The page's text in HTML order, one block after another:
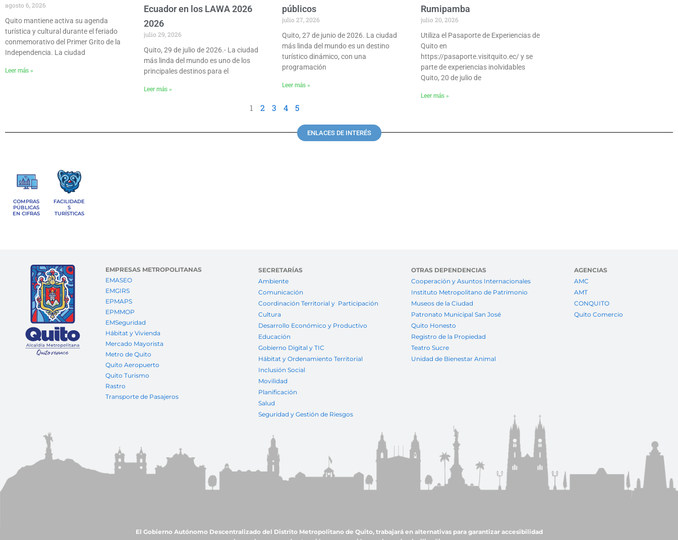
agosto 6, 2026
Quito mantiene activa su agenda
turística y cultural durante el feriado
conmemorativo del Primer Grito de la
Independencia. La ciudad
Leer más »
Ecuador en los LAWA 2026
2026
julio 29, 2026
Quito, 29 de julio de 2026.- La ciudad
más linda del mundo es uno de los
principales destinos para el
Leer más »
públicos
julio 27, 2026
Quito, 27 de junio de 2026. La ciudad
más linda del mundo es un destino
turístico dinámico, con una
programación
Leer más »
Rumipamba
julio 20, 2026
Utiliza el Pasaporte de Experiencias de
Quito en
https://pasaporte.visitquito.ec/ y se
parte de experiencias inolvidables
Quito, 20 de julio de
Leer más »
1 2 3 4 5
ENLACES DE INTERÉS
COMPRAS
PÚBLICAS
EN CIFRAS
FACILIDADE
S
TURÍSTICAS
EMPRESAS METROPOLITANAS
EMASEO
EMGIRS
EPMAPS
EPMMOP
EMSeguridad
Hábitat y Vivienda
Mercado Mayorista
Metro de Quito
Quito Aeropuerto
Quito Turismo
Rastro
Transporte de Pasajeros
SECRETARÍAS
Ambiente
Comunicación
Coordinación Territorial y Participación
Cultura
Desarrollo Económico y Productivo
Educación
Gobierno Digital y TIC
Hábitat y Ordenamiento Territorial
Inclusión Social
Movilidad
Planificación
Salud
Seguridad y Gestión de Riesgos
OTRAS DEPENDENCIAS
Cooperación y Asuntos Internacionales
Instituto Metropolitano de Patrimonio
Museos de la Ciudad
Patronato Municipal San José
Quito Honesto
Registro de la Propiedad
Teatro Sucre
Unidad de Bienestar Animal
AGENCIAS
AMC
AMT
CONQUITO
Quito Comercio
El Gobierno Autónomo Descentralizado del Distrito Metropolitano de Quito, trabajará en alternativas para garantizar accesibilidad